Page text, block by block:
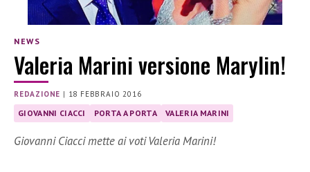
NEWS
Valeria Marini versione Marylin!
REDAZIONE | 18 FEBBRAIO 2016
GIOVANNI CIACCI PORTA A PORTA VALERIA MARINI
Giovanni Ciacci mette ai voti Valeria Marini!